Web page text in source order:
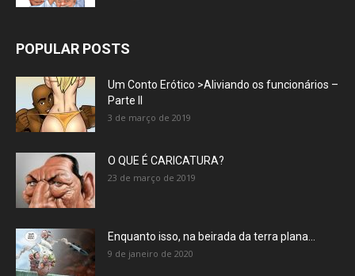
POPULAR POSTS
Um Conto Erótico >Aliviando os funcionários –
Parte II
3 de março de 2019
O QUE É CARICATURA?
23 de março de 2019
Enquanto isso, na beirada da terra plana…
9 de janeiro de 2020